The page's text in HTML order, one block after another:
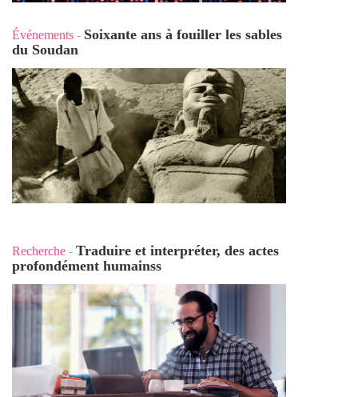
Événements - Soixante ans à fouiller les sables
du Soudan
Recherche - Traduire et interpréter, des actes
profondément humainss